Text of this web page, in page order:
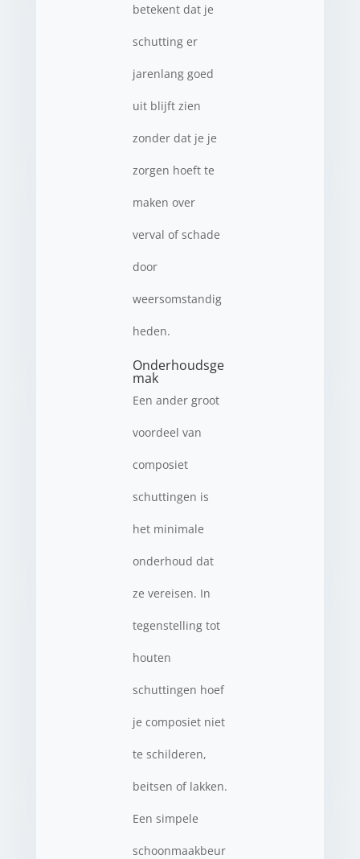
betekent dat je
schutting er
jarenlang goed
uit blijft zien
zonder dat je je
zorgen hoeft te
maken over
verval of schade
door
weersomstandig
heden.
Onderhoudsge
mak
Een ander groot
voordeel van
composiet
schuttingen is
het minimale
onderhoud dat
ze vereisen. In
tegenstelling tot
houten
schuttingen hoef
je composiet niet
te schilderen,
beitsen of lakken.
Een simpele
schoonmaakbeur